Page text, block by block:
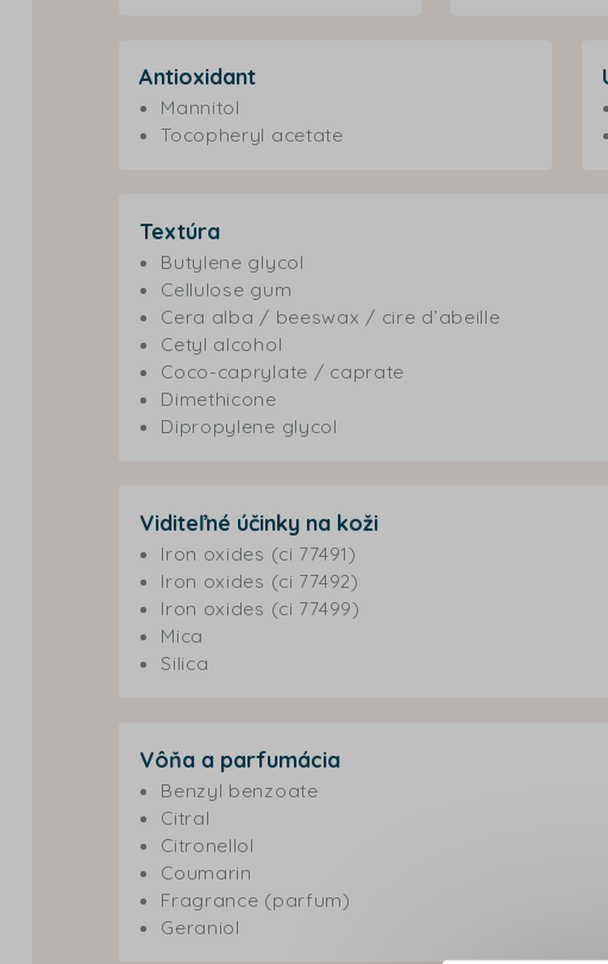
Antioxidant
Mannitol
Tocopheryl acetate
Textúra
Butylene glycol
Cellulose gum
Cera alba / beeswax / cire d’abeille
Cetyl alcohol
Coco-caprylate / caprate
Dimethicone
Dipropylene glycol
Viditeľné účinky na koži
Iron oxides (ci 77491)
Iron oxides (ci 77492)
Iron oxides (ci 77499)
Mica
Silica
Vôňa a parfumácia
Benzyl benzoate
Citral
Citronellol
Coumarin
Fragrance (parfum)
Geraniol